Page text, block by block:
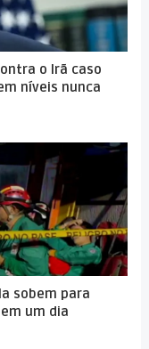
o Irã caso
níveis nunca
sobem para
um dia